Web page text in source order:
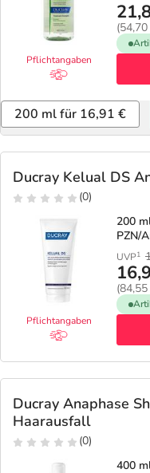
Pflichtangaben
200 ml für 16,91 €
Ducray Kelual DS
(0)
Pflichtangaben
200
PZN/
UVP1
Ducray Anaphase
Haarausfall
(0)
400